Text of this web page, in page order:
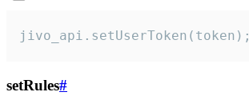
jivo_api.setUserToken(token);
setRules#